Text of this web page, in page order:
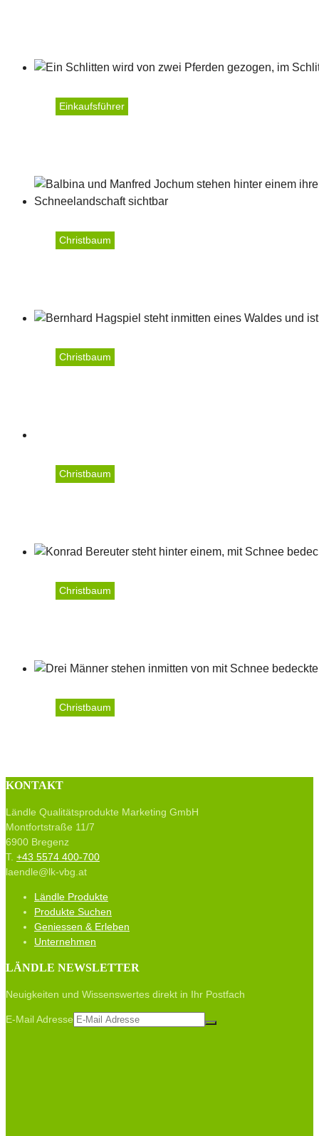
Einkaufsführer
Christbaum
Christbaum
Christbaum
Christbaum
Christbaum
KONTAKT
Ländle Qualitätsprodukte Marketing GmbH
Montfortstraße 11/7
6900 Bregenz
T. +43 5574 400-700
laendle@lk-vbg.at
Ländle Produkte
Produkte Suchen
Geniessen & Erleben
Unternehmen
LÄNDLE NEWSLETTER
Neuigkeiten und Wissenswertes direkt in Ihr Postfach
E-Mail Adresse